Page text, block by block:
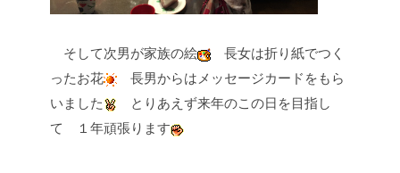
そして次男が家族の絵
長女は折り紙でつく
ったお花
長男からはメッセージカードをもら
いました
とりあえず来年のこの日を目指し
て
１年頑張ります